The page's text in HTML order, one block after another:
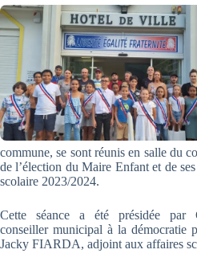
commune, se sont réunis en salle du
de l’élection du Maire Enfant et de
scolaire 2023/2024.
Cette séance a été présidée par
conseiller municipal à la démocratie
Jacky FIARDA, adjoint aux affaires